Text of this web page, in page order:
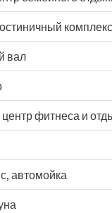
комплекс
вал
фитнеса и
автомойка